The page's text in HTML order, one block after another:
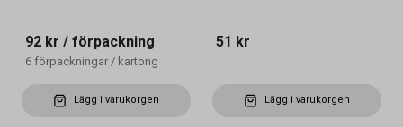
92 kr / förpackning
6 förpackningar / kartong
Lägg i varukorgen
51 kr
Lägg i varukorgen